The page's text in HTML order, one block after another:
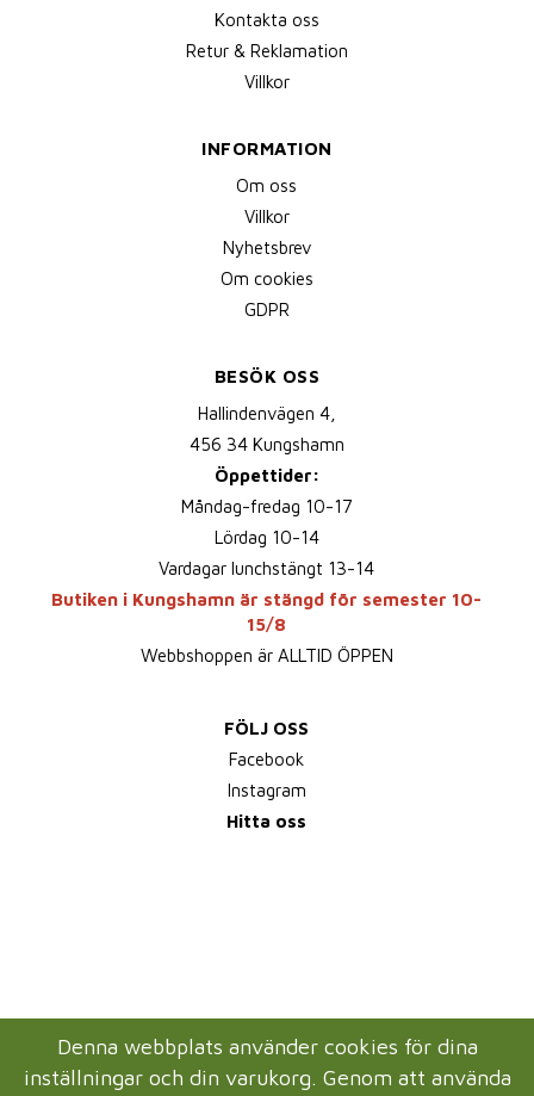
Kontakta oss
Retur & Reklamation
Villkor
INFORMATION
Om oss
Villkor
Nyhetsbrev
Om cookies
GDPR
BESÖK OSS
Hallindenvägen 4,
456 34 Kungshamn
Öppettider:
Måndag-fredag 10-17
Lördag 10-14
Vardagar lunchstängt 13-14
Butiken i Kungshamn är stängd för semester 10-
15/8
Webbshoppen är ALLTID ÖPPEN
FÖLJ OSS
Facebook
Instagram
Hitta oss
Denna webbplats använder cookies för dina
inställningar och din varukorg. Genom att använda